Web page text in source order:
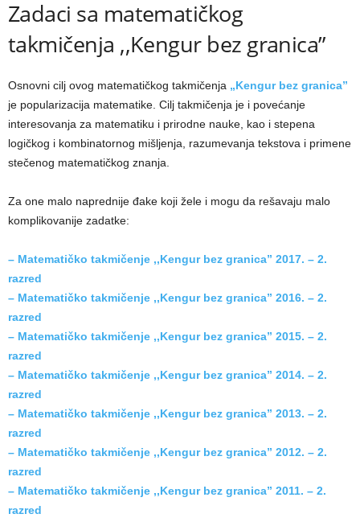
Zadaci sa matematičkog
takmičenja ,,Kengur bez granica”
Osnovni cilj ovog matematičkog takmičenja „Kengur bez granica”
je popularizacija matematike. Cilj takmičenja je i povećanje
interesovanja za matematiku i prirodne nauke, kao i stepena
logičkog i kombinatornog mišljenja, razumevanja tekstova i primene
stečenog matematičkog znanja.
Za one malo naprednije đake koji žele i mogu da rešavaju malo
komplikovanije zadatke:
– Matematičko takmičenje ,,Kengur bez granica” 2017. – 2.
razred
– Matematičko takmičenje ,,Kengur bez granica” 2016. – 2.
razred
– Matematičko takmičenje ,,Kengur bez granica” 2015. – 2.
razred
– Matematičko takmičenje ,,Kengur bez granica” 2014. – 2.
razred
– Matematičko takmičenje ,,Kengur bez granica” 2013. – 2.
razred
– Matematičko takmičenje ,,Kengur bez granica” 2012. – 2.
razred
– Matematičko takmičenje ,,Kengur bez granica” 2011. – 2.
razred